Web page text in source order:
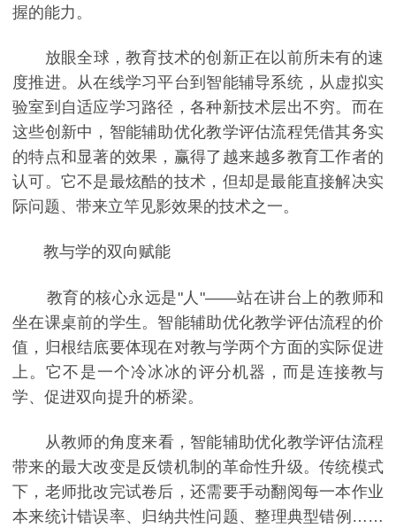
握的能力。
放眼全球，教育技术的创新正在以前所未有的速
度推进。从在线学习平台到智能辅导系统，从虚拟实
验室到自适应学习路径，各种新技术层出不穷。而在
这些创新中，智能辅助优化教学评估流程凭借其务实
的特点和显著的效果，赢得了越来越多教育工作者的
认可。它不是最炫酷的技术，但却是最能直接解决实
际问题、带来立竿见影效果的技术之一。
教与学的双向赋能
教育的核心永远是"人"——站在讲台上的教师和
坐在课桌前的学生。智能辅助优化教学评估流程的价
值，归根结底要体现在对教与学两个方面的实际促进
上。它不是一个冷冰冰的评分机器，而是连接教与
学、促进双向提升的桥梁。
从教师的角度来看，智能辅助优化教学评估流程
带来的最大改变是反馈机制的革命性升级。传统模式
下，老师批改完试卷后，还需要手动翻阅每一本作业
本来统计错误率、归纳共性问题、整理典型错例……